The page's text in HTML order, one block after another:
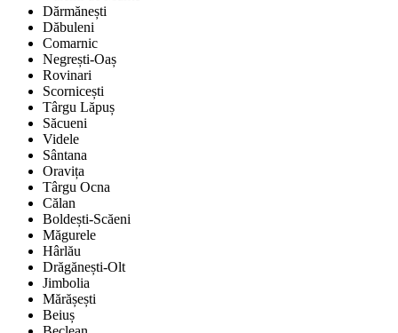
Dărmănești
Dăbuleni
Comarnic
Negrești-Oaș
Rovinari
Scornicești
Târgu Lăpuș
Săcueni
Videle
Sântana
Oravița
Târgu Ocna
Călan
Boldești-Scăeni
Măgurele
Hârlău
Drăgănești-Olt
Jimbolia
Mărășești
Beiuș